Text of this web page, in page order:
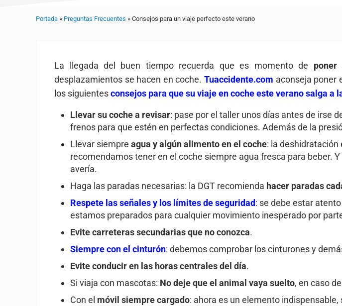
Portada » Preguntas Frecuentes » Consejos para un viaje perfecto este verano
La llegada del buen tiempo recuerda que es momento de
desplazamientos se hacen en coche. Tuaccidente.com aconseja poner
los siguientesconsejos para que su viaje en coche este verano salga a
Llevar su coche a revisar: pase por el taller unos días antes de irse
frenos para que estén en perfectas condiciones. Además de la
Llevar siempre agua y algún alimento en el coche: la deshidratación
recomendamos tener en el coche siempre agua fresca para beber.
avería.
Haga las paradas necesarias: la DGT recomienda hacer paradas
Respete las señales y los límites de seguridad: se debe estar
estamos preparados para cualquier movimiento inesperado por
Evite carreteras secundarias que no conozca.
Siempre con el cinturón: debemos comprobar los cinturones y
Evite conducir en las horas centrales del día.
Si viaja con mascotas: No deje que el animal vaya suelto, en caso
Con el móvil siempre cargado: ahora es un elemento